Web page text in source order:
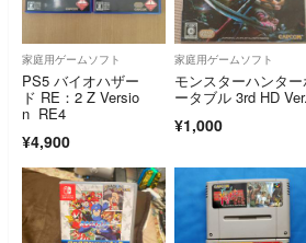
家庭用ゲームソフト
PS5 バイオハザー
ド RE：2 Z Versio
n RE4
¥4,900
家庭用ゲームソフト
モンスターハンター
ータブル 3rd HD Ver.
¥1,000